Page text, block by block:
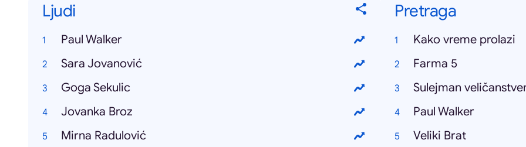
Ljudi
Paul Walker
Sara Jovanović
Goga Sekulic
Jovanka Broz
Mirna Radulović
Pretraga
Kako vreme prolazi
Farma 5
Sulejman
Paul Walker
Veliki Brat